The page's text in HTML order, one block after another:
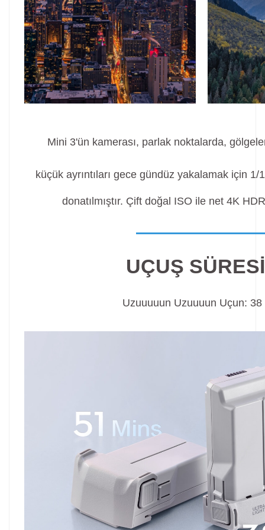
Mini 3'ün kamerası, parlak noktalarda,
küçük ayrıntıları gece gündüz yakalamak için
donatılmıştır. Çift doğal ISO ile net 4K
UÇUŞ
Uzuuuuun Uzuuuun Uçun: 38